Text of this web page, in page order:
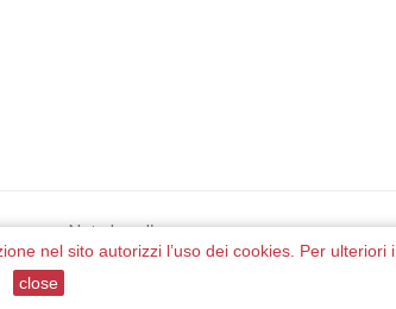
nel sito autorizzi l’uso dei cookies. Per ulteriori
close
Note Legali